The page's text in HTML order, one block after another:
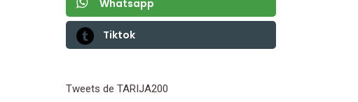
Whatsapp
Tiktok
Tweets de TARIJA200